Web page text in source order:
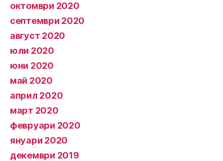
октомври 2020
септември 2020
август 2020
юли 2020
юни 2020
май 2020
април 2020
март 2020
февруари 2020
януари 2020
декември 2019